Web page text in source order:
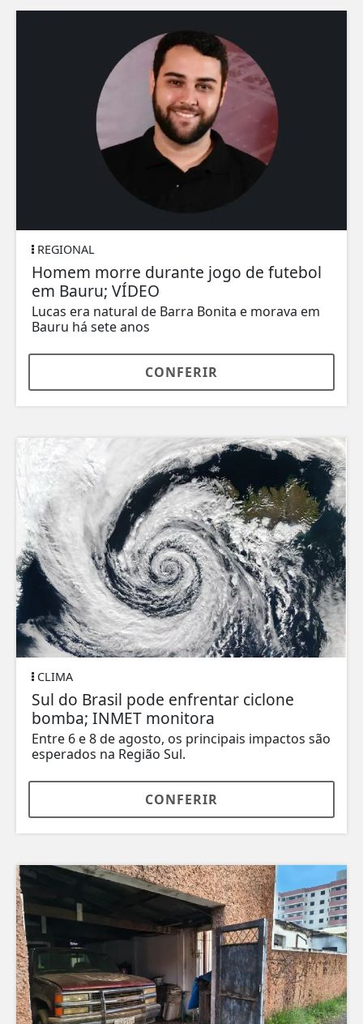
REGIONAL
Homem morre durante jogo de futebol
em Bauru; VÍDEO
Lucas era natural de Barra Bonita e morava em
Bauru há sete anos
CONFERIR
CLIMA
Sul do Brasil pode enfrentar ciclone
bomba; INMET monitora
Entre 6 e 8 de agosto, os principais impactos são
esperados na Região Sul.
CONFERIR